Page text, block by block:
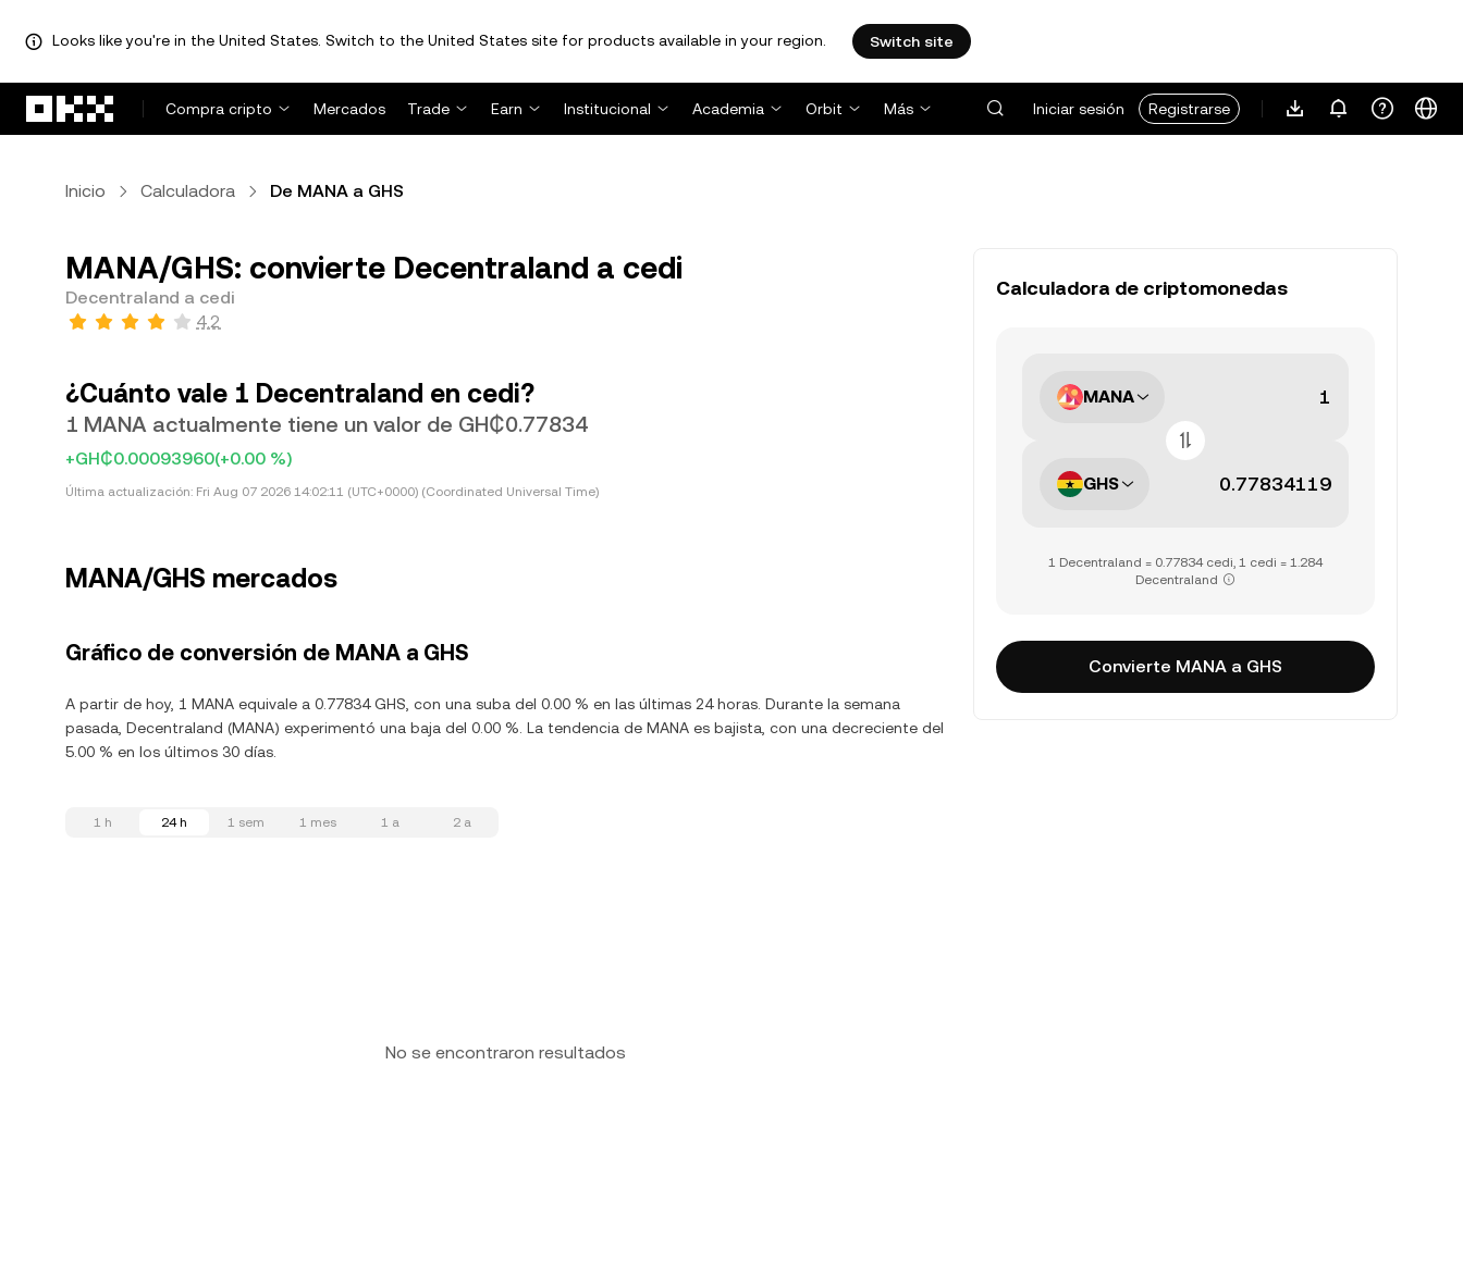
Looks like you're in the United States. Switch to the United States site for products available in your region. Switch site
Compra cripto
Mercados Trade Earn Institucional Academia Orbit Más Iniciar sesión Registrarse
Inicio Calculadora De MANA a GHS
MANA/GHS: convierte Decentraland a cedi
Decentraland a cedi
4.2
¿Cuánto vale 1 Decentraland en cedi?
1 MANA actualmente tiene un valor de GH₵0.77834
+GH₵0.00093960(+0.00 %)
Última actualización: Fri Aug 07 2026 14:02:11 (UTC+0000) (Coordinated Universal Time)
MANA/GHS mercados
Gráfico de conversión de MANA a GHS
A partir de hoy, 1 MANA equivale a 0.77834 GHS, con una suba del 0.00 % en las últimas 24 horas. Durante la semana
pasada, Decentraland (MANA) experimentó una baja del 0.00 %. La tendencia de MANA es bajista, con una decreciente del
5.00 % en los últimos 30 días.
1 h 24 h 1 sem 1 mes 1 a 2 a
No se encontraron resultados
Calculadora de criptomonedas
MANA
GHS
1 Decentraland = 0.77834 cedi, 1 cedi = 1.284
Decentraland
Convierte MANA a GHS